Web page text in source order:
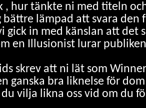
, hur tänkte ni med titeln
bättre lämpad att svara
gick in med känslan att det
en Illusionist lurar
skrev att ni lät som
ganska bra liknelse för
vilja likna oss vid om du